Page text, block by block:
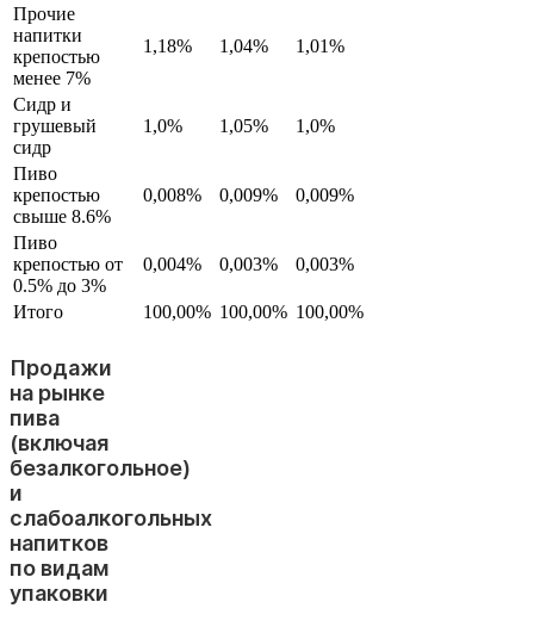
Прочие
напитки
крепостью
менее 7%
1,18% 1,04% 1,01%
Сидр и
грушевый
сидр
1,0% 1,05% 1,0%
Пиво
крепостью
свыше 8.6%
0,008% 0,009% 0,009%
Пиво
крепостью от
0.5% до 3%
0,004% 0,003% 0,003%
Итого 100,00% 100,00% 100,00%
Продажи
на рынке
пива
(включая
безалкогольное)
и
слабоалкогольных
напитков
по видам
упаковки